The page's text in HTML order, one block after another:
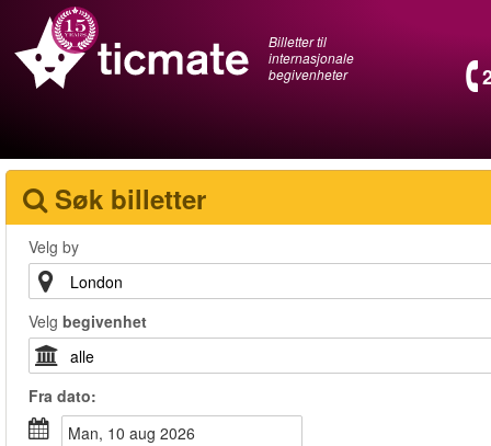
Billetter til
internasjonale
begivenheter
Søk billetter
Velg by
Velg begivenhet
Fra dato:
man, 10 aug 2026